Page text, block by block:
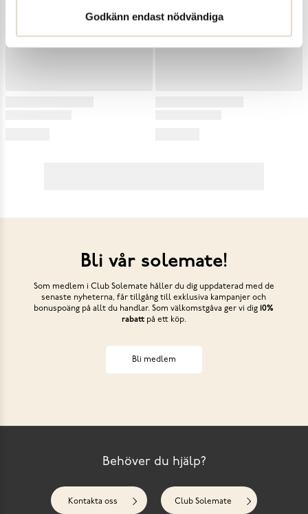
Godkänn endast nödvändiga
Bli vår solemate!
Som medlem i Club Solemate håller du dig uppdaterad med de
senaste nyheterna, får tillgång till exklusiva kampanjer och
bonuspoäng på allt du handlar. Som välkomstgåva ger vi dig 10%
rabattpå ett köp.
Bli medlem
Behöver du hjälp?
Kontakta oss Club Solemate